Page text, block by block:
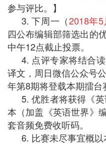
参与评比。】
3. 下周一（2018年5
四公布编辑部筛选出的
中午12点截止投票。
4. 点评专家将结合
译文，周日微信公众号
年第8期将登载本期擂台
5. 优胜者将获得《英
本（加盖《英语世界》
套音频免费收听码。
6. 比赛未尽事宜概以